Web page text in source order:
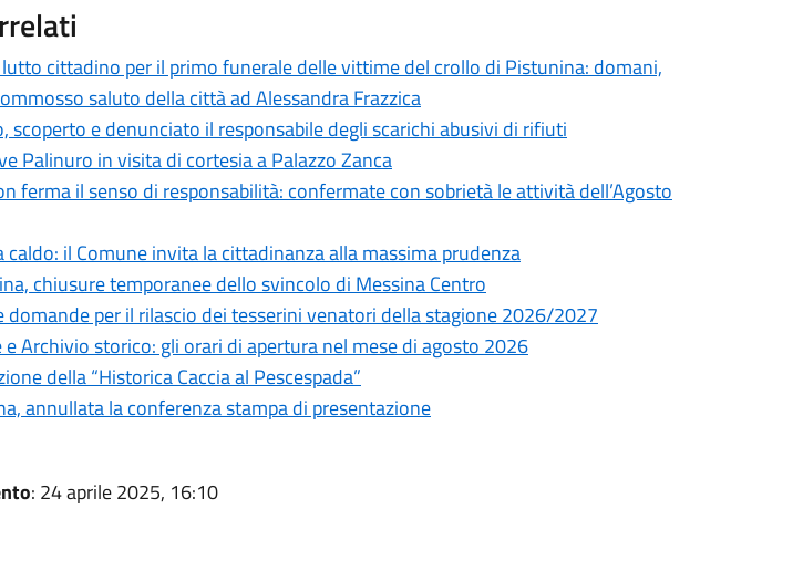
cittadino per il primo funerale delle vittime del crollo di Pistunina: domani,
saluto della città ad Alessandra Frazzica
scoperto e denunciato il responsabile degli scarichi abusivi di rifiuti
Palinuro in visita di cortesia a Palazzo Zanca
ferma il senso di responsabilità: confermate con sobrietà le attività dell’Agosto
caldo: il Comune invita la cittadinanza alla massima prudenza
chiusure temporanee dello svincolo di Messina Centro
domande per il rilascio dei tesserini venatori della stagione 2026/2027
Archivio storico: gli orari di apertura nel mese di agosto 2026
della “Historica Caccia al Pescespada”
annullata la conferenza stampa di presentazione
: 24 aprile 2025, 16:10